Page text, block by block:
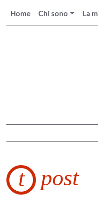
Home Chi sono La
t post